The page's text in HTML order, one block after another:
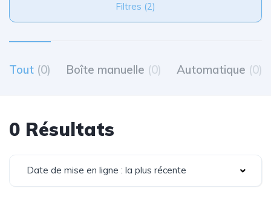
Filtres (2)
Tout (0) Boîte manuelle (0) Automatique (0)
0 Résultats
Date de mise en ligne : la plus récente